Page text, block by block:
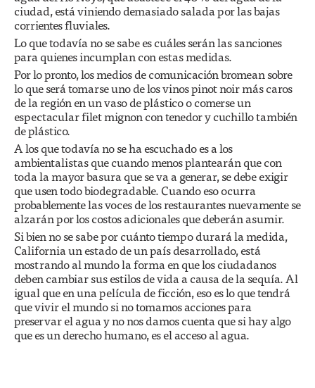
ciudad, está viniendo demasiado salada por las bajas
corrientes fluviales.
Lo que todavía no se sabe es cuáles serán las sanciones
para quienes incumplan con estas medidas.
Por lo pronto, los medios de comunicación bromean sobre
lo que será tomarse uno de los vinos pinot noir más caros
de la región en un vaso de plástico o comerse un
espectacular filet mignon con tenedor y cuchillo también
de plástico.
A los que todavía no se ha escuchado es a los
ambientalistas que cuando menos plantearán que con
toda la mayor basura que se va a generar, se debe exigir
que usen todo biodegradable. Cuando eso ocurra
probablemente las voces de los restaurantes nuevamente se
alzarán por los costos adicionales que deberán asumir.
Si bien no se sabe por cuánto tiempo durará la medida,
California un estado de un país desarrollado, está
mostrando al mundo la forma en que los ciudadanos
deben cambiar sus estilos de vida a causa de la sequía. Al
igual que en una película de ficción, eso es lo que tendrá
que vivir el mundo si no tomamos acciones para
preservar el agua y no nos damos cuenta que si hay algo
que es un derecho humano, es el acceso al agua.